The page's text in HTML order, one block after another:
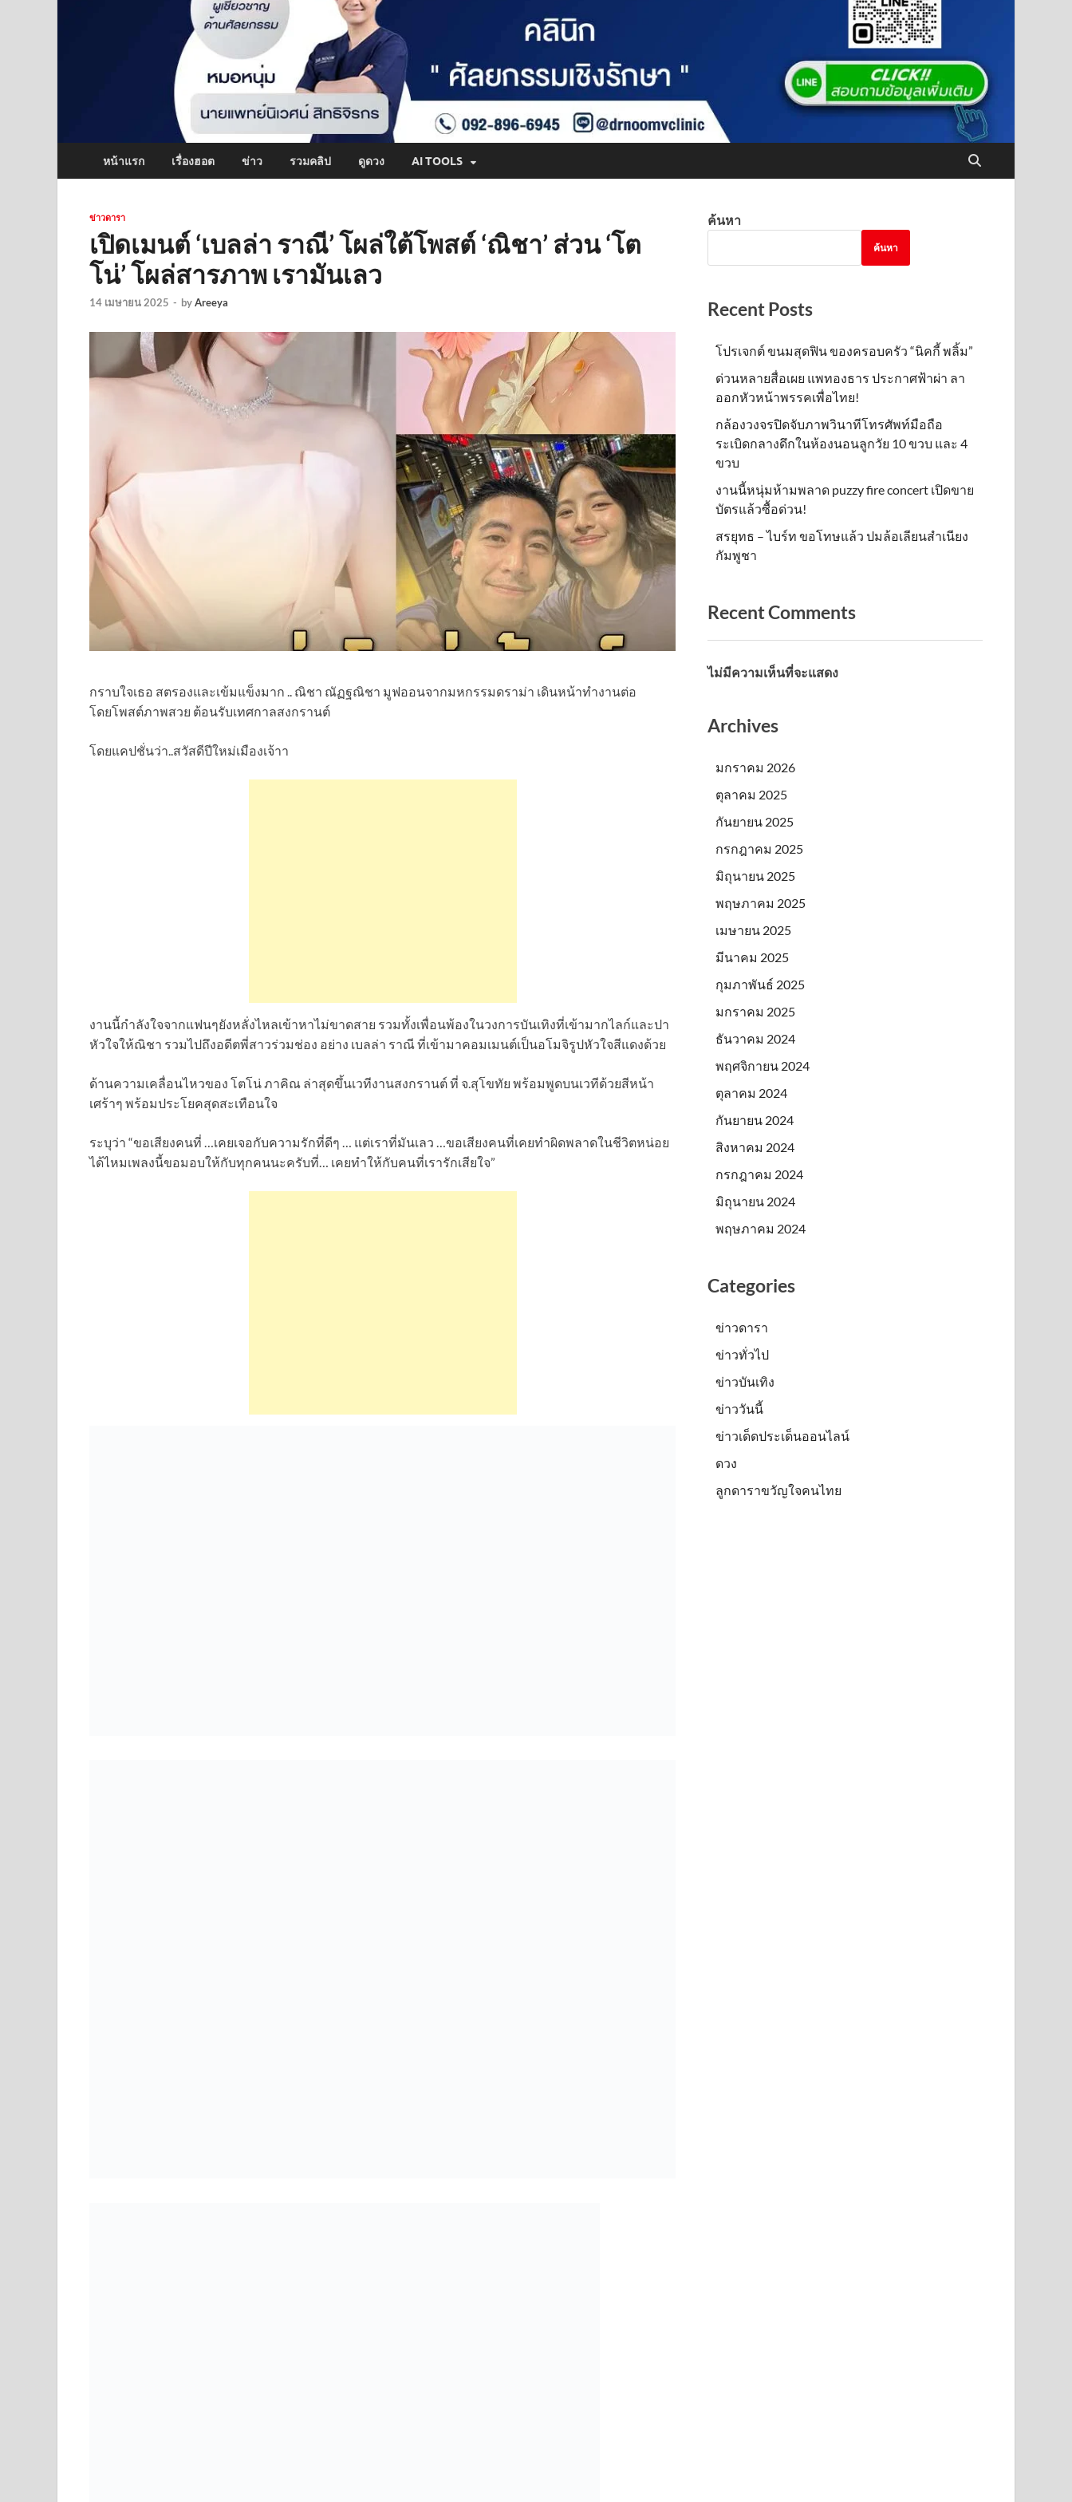
หน้าแรก เรื่องฮอต ข่าว รวมคลิป ดูดวง AI TOOLS
ข่าวดารา
เปิดเมนต์ ‘เบลล่า ราณี’ โผล่ใต้โพสต์ ‘ณิชา’ ส่วน ‘โต
โน่’ โผล่สารภาพ เรามันเลว
14 เมษายน 2025 - byAreeya
กราบใจเธอ สตรองและเข้มแข็งมาก .. ณิชา ณัฏฐณิชา มูฟออนจากมหกรรมดราม่า เดินหน้าทำงานต่อ
โดยโพสต์ภาพสวย ต้อนรับเทศกาลสงกรานต์
โดยแคปชั่นว่า..สวัสดีปีใหม่เมืองเจ้าา
งานนี้กำลังใจจากแฟนๆยังหลั่งไหลเข้าหาไม่ขาดสาย รวมทั้งเพื่อนพ้องในวงการบันเทิงที่เข้ามากไลก์และปา
หัวใจให้ณิชา รวมไปถึงอดีตพี่สาวร่วมช่อง อย่าง เบลล่า ราณี ที่เข้ามาคอมเมนต์เป็นอโมจิรูปหัวใจสีแดงด้วย
ด้านความเคลื่อนไหวของ โตโน่ ภาคิณ ล่าสุดขึ้นเวทีงานสงกรานต์ ที่ จ.สุโขทัย พร้อมพูดบนเวทีด้วยสีหน้า
เศร้าๆ พร้อมประโยคสุดสะเทือนใจ
ระบุว่า “ขอเสียงคนที่ …เคยเจอกับความรักที่ดีๆ … แต่เราที่มันเลว …ขอเสียงคนที่เคยทำผิดพลาดในชีวิตหน่อย
ได้ไหมเพลงนี้ขอมอบให้กับทุกคนนะครับที่… เคยทำให้กับคนที่เรารักเสียใจ”
ค้นหา
ค้นหา
Recent Posts
โปรเจกต์ ขนมสุดฟิน ของครอบครัว “นิคกี้ พลิ้ม”
ด่วนหลายสื่อเผย แพทองธาร ประกาศฟ้าผ่า ลา
ออกหัวหน้าพรรคเพื่อไทย!
กล้องวงจรปิดจับภาพวินาทีโทรศัพท์มือถือ
ระเบิดกลางดึกในห้องนอนลูกวัย 10 ขวบ และ 4
ขวบ
งานนี้หนุ่มห้ามพลาด puzzy fire concert เปิดขาย
บัตรแล้วซื้อด่วน!
สรยุทธ – ไบร์ท ขอโทษแล้ว ปมล้อเลียนสำเนียง
กัมพูชา
Recent Comments
ไม่มีความเห็นที่จะแสดง
Archives
มกราคม 2026
ตุลาคม 2025
กันยายน 2025
กรกฎาคม 2025
มิถุนายน 2025
พฤษภาคม 2025
เมษายน 2025
มีนาคม 2025
กุมภาพันธ์ 2025
มกราคม 2025
ธันวาคม 2024
พฤศจิกายน 2024
ตุลาคม 2024
กันยายน 2024
สิงหาคม 2024
กรกฎาคม 2024
มิถุนายน 2024
พฤษภาคม 2024
Categories
ข่าวดารา
ข่าวทั่วไป
ข่าวบันเทิง
ข่าววันนี้
ข่าวเด็ดประเด็นออนไลน์
ดวง
ลูกดาราขวัญใจคนไทย